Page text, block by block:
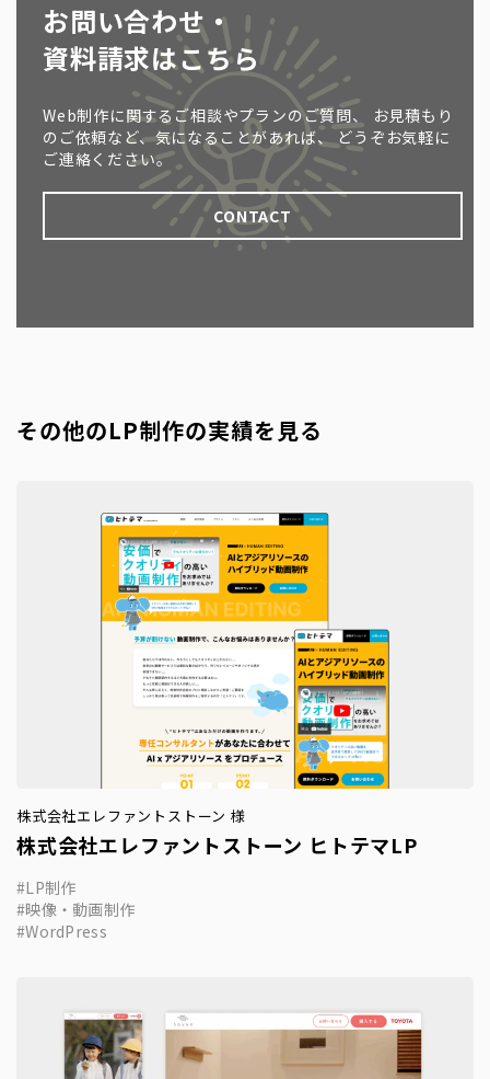
お問い合わせ・
資料請求はこちら
Web制作に関するご相談やプランのご質問、
お見積もり
のご依頼など、気になることがあれば、 どうぞお気軽に
ご連絡ください。
CONTACT
その他のLP制作の実績を見る
株式会社エレファントストーン 様
株式会社エレファントストーン ヒトテマLP
LP制作
映像・動画制作
WordPress